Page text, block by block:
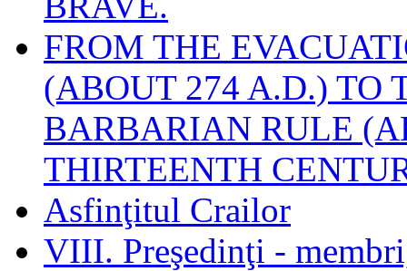
FROM THE
(ABOUT 274 A.D.) TO
BARBARIAN RULE
THIRTEENTH
Asfinţitul Crailor
VIII. Preşedinţi -